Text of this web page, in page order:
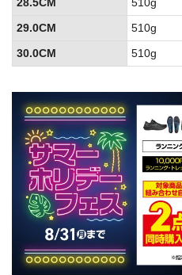
29.0CM
510g
30.0CM
510g